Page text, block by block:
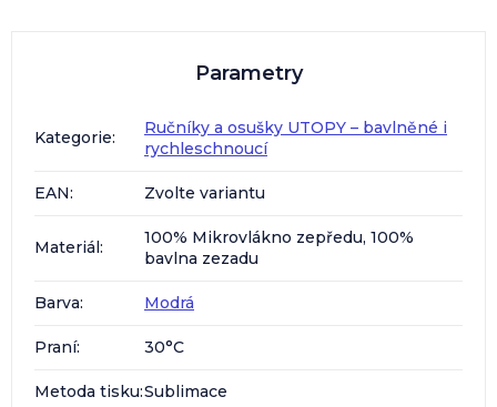
Parametry
Kategorie:
Ručníky a osušky UTOPY – bavlněné i
rychleschnoucí
EAN: Zvolte variantu
Materiál:
100% Mikrovlákno zepředu, 100%
bavlna zezadu
Barva: Modrá
Praní: 30°C
Metoda tisku:Sublimace